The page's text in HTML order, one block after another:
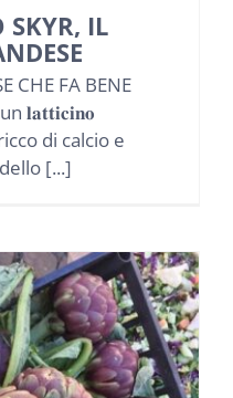
SKYR, IL
CHE FA BENE
𝐥𝐚𝐭𝐭𝐢𝐜𝐢𝐧𝐨
ricco di calcio e
[...]